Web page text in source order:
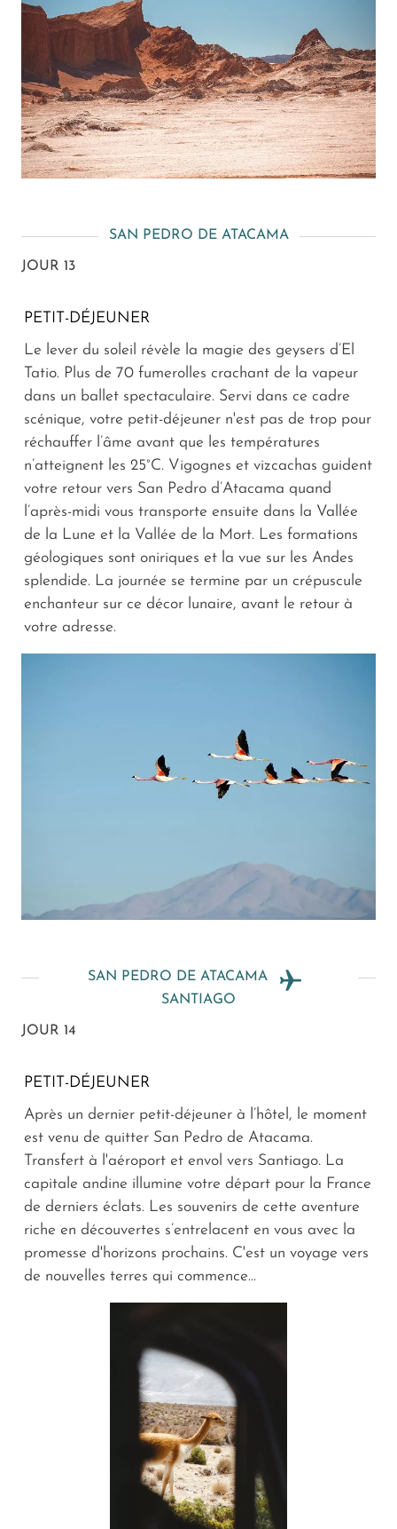
SAN PEDRO DE ATACAMA
JOUR 13
PETIT-DÉJEUNER
Le lever du soleil révèle la magie des geysers d’El
Tatio. Plus de 70 fumerolles crachant de la vapeur
dans un ballet spectaculaire. Servi dans ce cadre
scénique, votre petit-déjeuner n'est pas de trop pour
réchauffer l’âme avant que les températures
n’atteignent les 25°C. Vigognes et vizcachas guident
votre retour vers San Pedro d’Atacama quand
l’après-midi vous transporte ensuite dans la Vallée
de la Lune et la Vallée de la Mort. Les formations
géologiques sont oniriques et la vue sur les Andes
splendide. La journée se termine par un crépuscule
enchanteur sur ce décor lunaire, avant le retour à
votre adresse.
SAN PEDRO DE ATACAMA
SANTIAGO
JOUR 14
PETIT-DÉJEUNER
Après un dernier petit-déjeuner à l’hôtel, le moment
est venu de quitter San Pedro de Atacama.
Transfert à l'aéroport et envol vers Santiago. La
capitale andine illumine votre départ pour la France
de derniers éclats. Les souvenirs de cette aventure
riche en découvertes s’entrelacent en vous avec la
promesse d'horizons prochains. C'est un voyage vers
de nouvelles terres qui commence...